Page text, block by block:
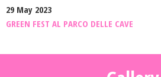
29 May 2023
GREEN FEST AL PARCO DELLE CAVE